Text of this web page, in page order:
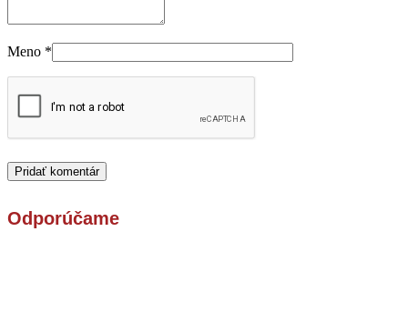
Meno *
Odporúčame